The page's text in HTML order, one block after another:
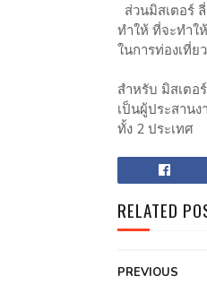
ส่วนมิสเตอร์
ทำให้ ที่จะทำใ
ในการท่องเที่ย
สำหรับ มิสเตอ
เป็นผู้ประสาน
ทั้ง 2 ประเทศ
RELATED
PREVIOUS